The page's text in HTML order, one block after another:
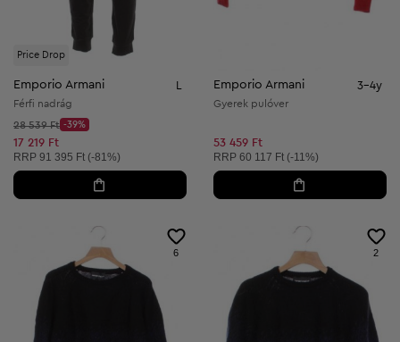
Price Drop
Emporio Armani L
Férfi nadrág
Kezdő ár:
28 539 Ft
Discount Price:
-39%
Csökkentett ár:
17 219 Ft
Ajánlott ár:
RRP 91 395 Ft (-81%)
Emporio Armani 3-4y
Gyerek pulóver
53 459 Ft
Ajánlott ár:
RRP 60 117 Ft (-11%)
6 2